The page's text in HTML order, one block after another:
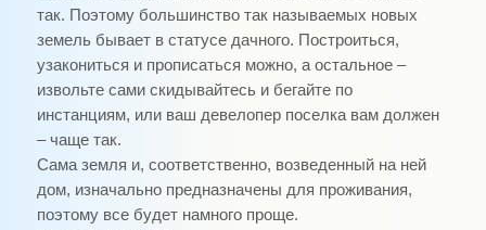
так. Поэтому большинство так называемых новых
земель бывает в статусе дачного. Построиться,
узакониться и прописаться можно, а остальное –
извольте сами скидывайтесь и бегайте по
инстанциям, или ваш девелопер поселка вам должен
– чаще так.
Сама земля и, соответственно, возведенный на ней
дом, изначально предназначены для проживания,
поэтому все будет намного проще.